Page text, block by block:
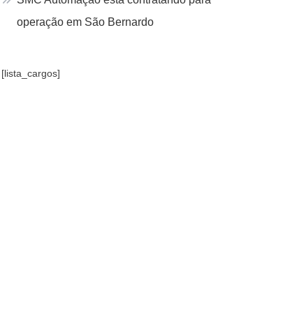
operação em São Bernardo
[lista_cargos]